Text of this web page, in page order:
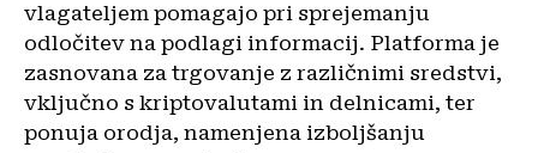
vlagateljem pomagajo pri sprejemanju
odločitev na podlagi informacij. Platforma je
zasnovana za trgovanje z različnimi sredstvi,
vključno s kriptovalutami in delnicami, ter
ponuja orodja, namenjena izboljšanju